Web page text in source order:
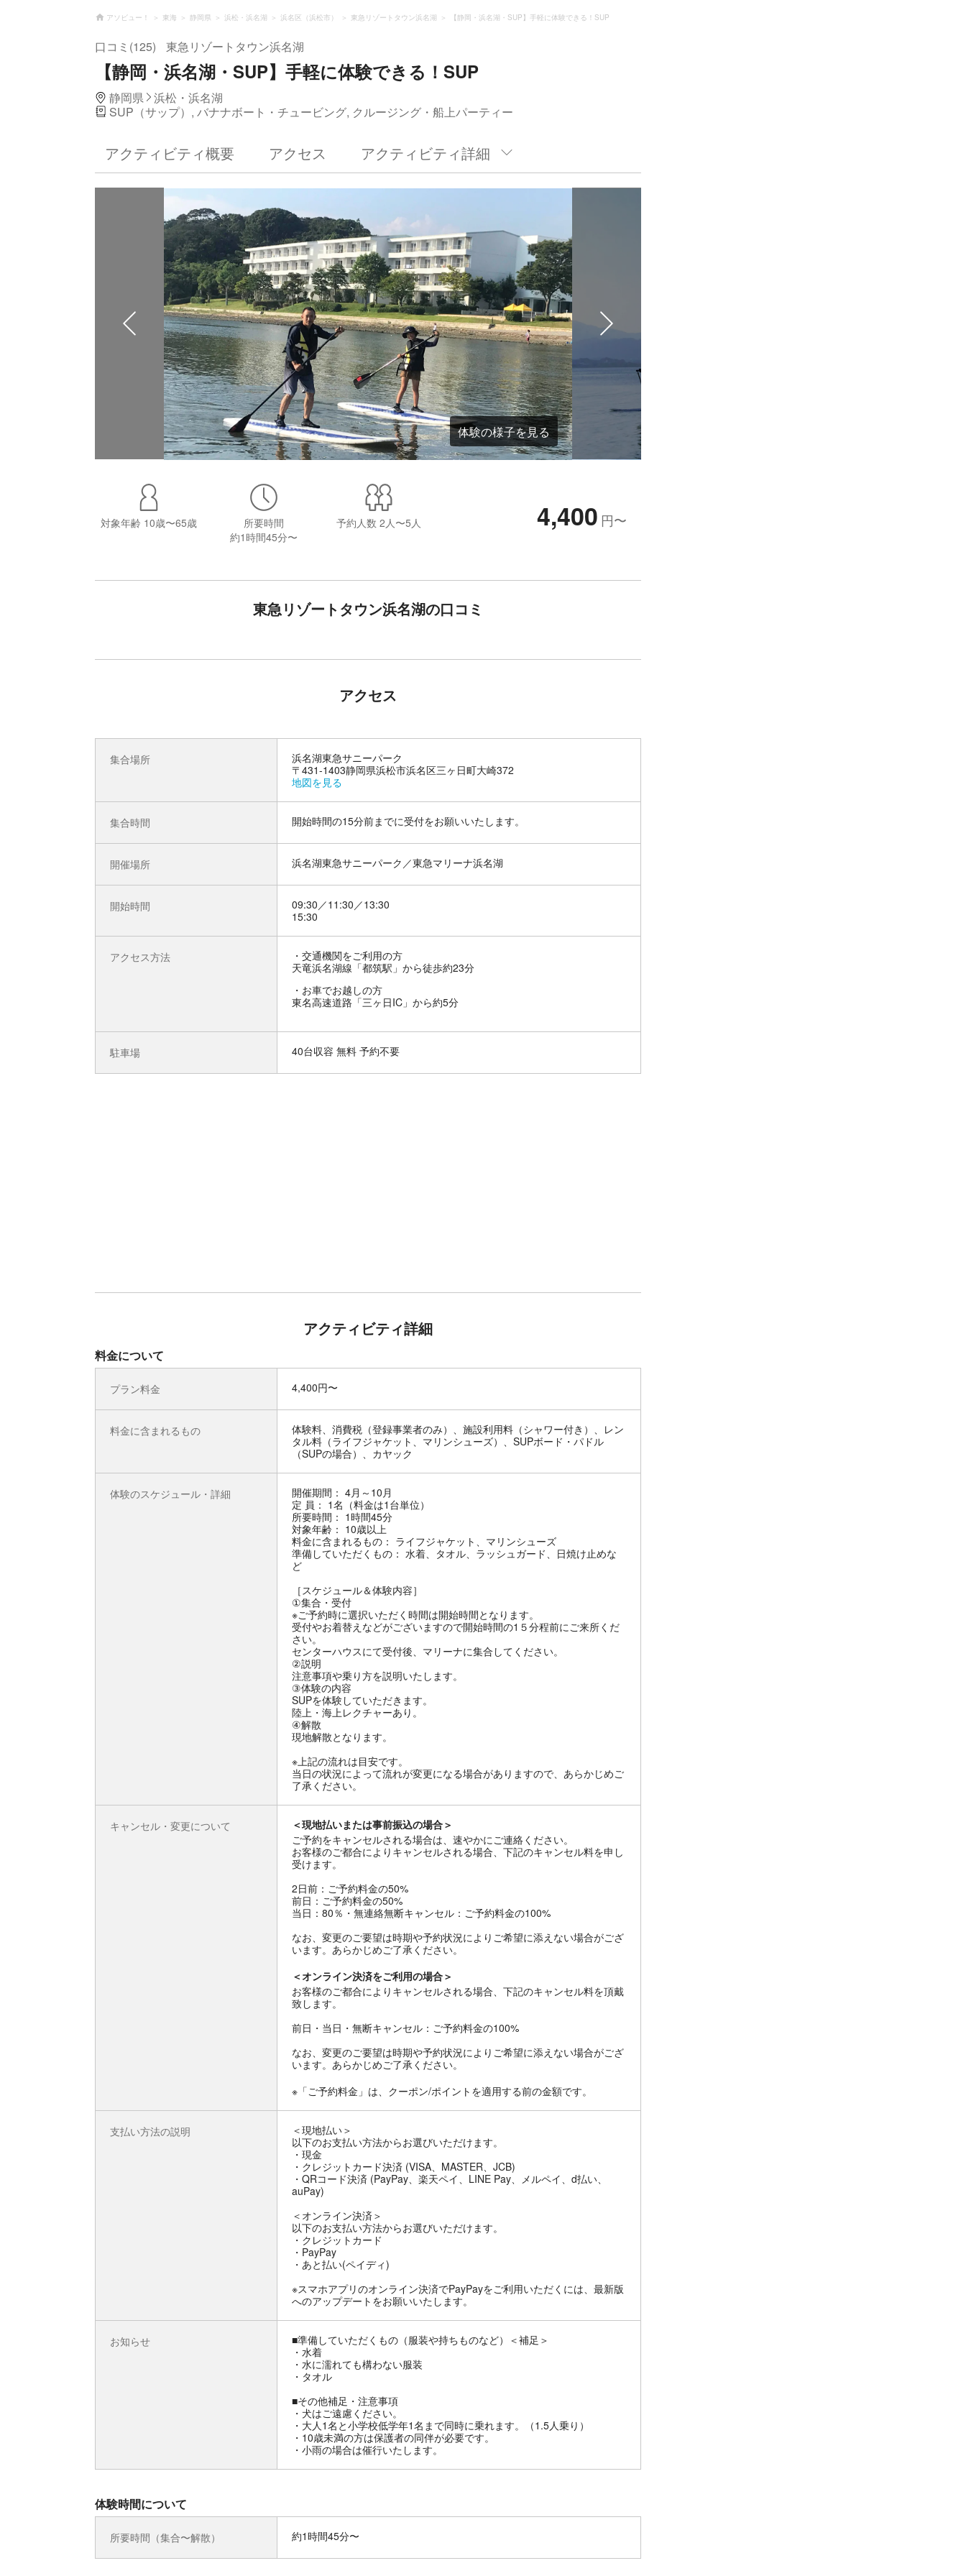
アソビュー！ 東海 静岡県 浜松・浜名湖 浜名区（浜松市） 東急リゾートタウン浜名湖 【静岡・浜名湖・SUP】手軽に体験できる！SUP
口コミ(125) 東急リゾートタウン浜名湖
【静岡・浜名湖・SUP】手軽に体験できる！SUP
静岡県
浜松・浜名湖
SUP（サップ）, バナナボート・チュービング, クルージング・船上パーティー
アクティビティ概要 アクセス アクティビティ詳細
体験の様子を見る
対象年齢 10歳〜65歳
所要時間
約1時間45分〜
予約人数 2人〜5人 4,400 円〜
東急リゾートタウン浜名湖の口コミ
アクセス
集合場所
浜名湖東急サニーパーク
〒431-1403静岡県浜松市浜名区三ヶ日町大崎372
地図を見る
集合時間 開始時間の15分前までに受付をお願いいたします。
開催場所 浜名湖東急サニーパーク／東急マリーナ浜名湖
開始時間
09:30／11:30／13:30
15:30
アクセス方法
交通機関をご利用の方
天竜浜名湖線「都筑駅」から徒歩約23分
お車でお越しの方
東名高速道路「三ヶ日IC」から約5分
駐車場 40台収容 無料 予約不要
アクティビティ詳細
料金について
プラン料金 4,400円〜
料金に含まれるもの
体験料、消費税（登録事業者のみ）、施設利用料（シャワー付き）、レン
タル料（ライフジャケット、マリンシューズ）、SUPボード・パドル
（SUPの場合）、カヤック
体験のスケジュール・詳細
開催期間： 4月～10月
定 員： 1名（料金は1台単位）
所要時間： 1時間45分
対象年齢： 10歳以上
料金に含まれるもの： ライフジャケット、マリンシューズ
準備していただくもの： 水着、タオル、ラッシュガード、日焼け止めな
ど
［スケジュール＆体験内容］
①集合・受付
※ご予約時に選択いただく時間は開始時間となります。
受付やお着替えなどがございますので開始時間の1５分程前にご来所くだ
さい。
センターハウスにて受付後、マリーナに集合してください。
②説明
注意事項や乗り方を説明いたします。
③体験の内容
SUPを体験していただきます。
陸上・海上レクチャーあり。
④解散
現地解散となります。
※上記の流れは目安です。
当日の状況によって流れが変更になる場合がありますので、あらかじめご
了承ください。
キャンセル・変更について
＜現地払いまたは事前振込の場合＞
ご予約をキャンセルされる場合は、速やかにご連絡ください。
お客様のご都合によりキャンセルされる場合、下記のキャンセル料を申し
受けます。
2日前：ご予約料金の50%
前日：ご予約料金の50%
当日：80％・無連絡無断キャンセル：ご予約料金の100%
なお、変更のご要望は時期や予約状況によりご希望に添えない場合がござ
います。あらかじめご了承ください。
＜オンライン決済をご利用の場合＞
お客様のご都合によりキャンセルされる場合、下記のキャンセル料を頂戴
致します。
前日・当日・無断キャンセル：ご予約料金の100%
なお、変更のご要望は時期や予約状況によりご希望に添えない場合がござ
います。あらかじめご了承ください。
※「ご予約料金」は、クーポン/ポイントを適用する前の金額です。
支払い方法の説明
＜現地払い＞
以下のお支払い方法からお選びいただけます。
・現金
・クレジットカード決済 (VISA、MASTER、JCB)
・QRコード決済 (PayPay、楽天ペイ、LINE Pay、メルペイ、d払い、
auPay)
＜オンライン決済＞
以下のお支払い方法からお選びいただけます。
・クレジットカード
・PayPay
・あと払い(ペイディ)
※スマホアプリのオンライン決済でPayPayをご利用いただくには、最新版
へのアップデートをお願いいたします。
お知らせ
■準備していただくもの（服装や持ちものなど）＜補足＞
・水着
・水に濡れても構わない服装
・タオル
■その他補足・注意事項
・犬はご遠慮ください。
・大人1名と小学校低学年1名まで同時に乗れます。（1.5人乗り）
・10歳未満の方は保護者の同伴が必要です。
・小雨の場合は催行いたします。
体験時間について
所要時間（集合〜解散） 約1時間45分〜